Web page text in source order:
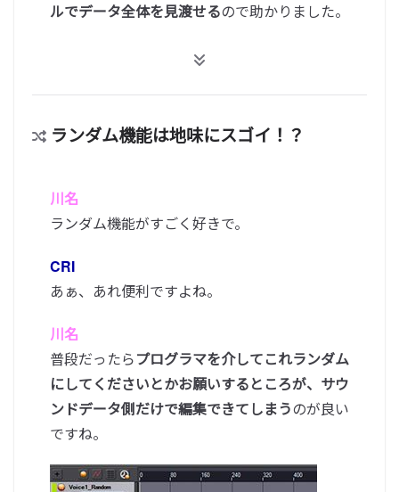
ルでデータ全体を見渡せるので助かりました。
ランダム機能は地味にスゴイ！？
川名
ランダム機能がすごく好きで。
CRI
あぁ、あれ便利ですよね。
川名
普段だったらプログラマを介してこれランダム
にしてくださいとかお願いするところが、サウ
ンドデータ側だけで編集できてしまうのが良い
ですね。